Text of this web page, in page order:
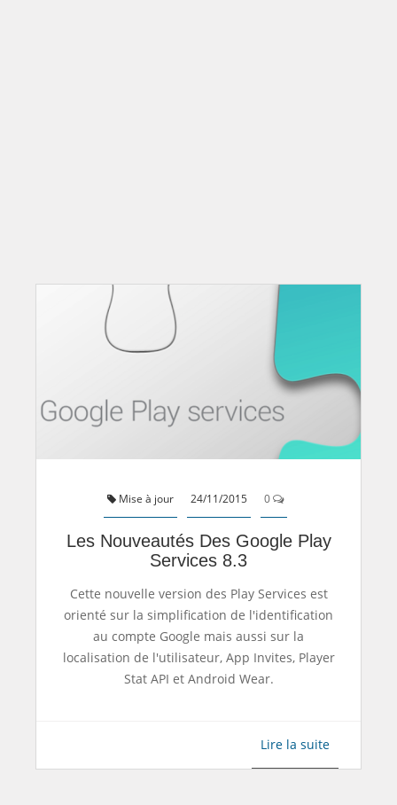
Mise à jour 24/11/2015 0
Les Nouveautés Des Google Play
Services 8.3
Cette nouvelle version des Play Services est
orienté sur la simplification de l'identification
au compte Google mais aussi sur la
localisation de l'utilisateur, App Invites, Player
Stat API et Android Wear.
Lire la suite